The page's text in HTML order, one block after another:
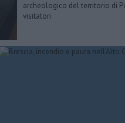
archeologico del territorio di
visitatori